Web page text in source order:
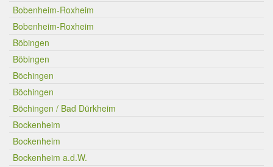
Bobenheim-Roxheim
Bobenheim-Roxheim
Böbingen
Böbingen
Böchingen
Böchingen
Böchingen / Bad Dürkheim
Bockenheim
Bockenheim
Bockenheim a.d.W.